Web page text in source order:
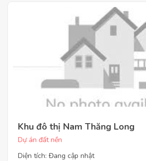
Khu đô thị Nam Thăng Long
Dự án đất nền
Diện tích: Đang cập nhật